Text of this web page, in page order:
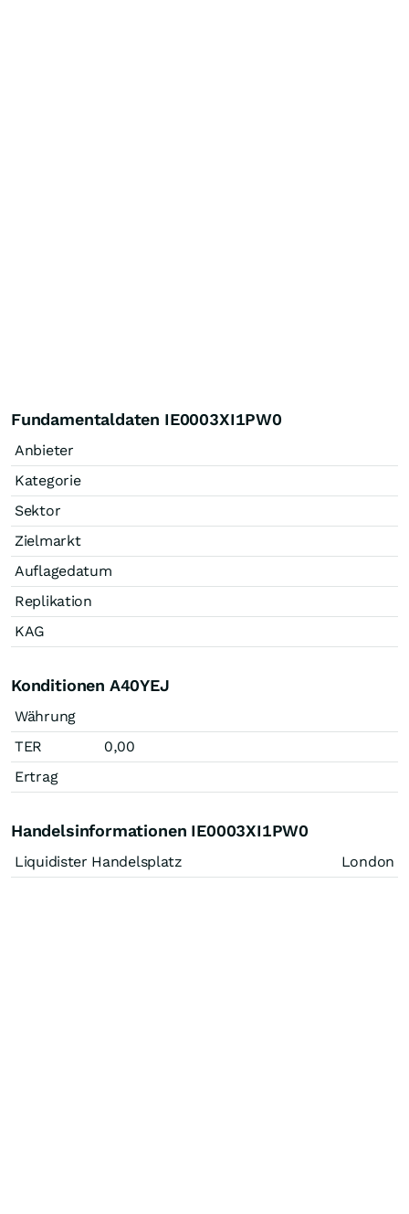
Fundamentaldaten IE0003XI1PW0
Anbieter
Kategorie
Sektor
Zielmarkt
Auflagedatum
Replikation
KAG
Konditionen A40YEJ
Währung
TER
0,00
Ertrag
Handelsinformationen IE0003XI1PW0
Liquidister Handelsplatz London